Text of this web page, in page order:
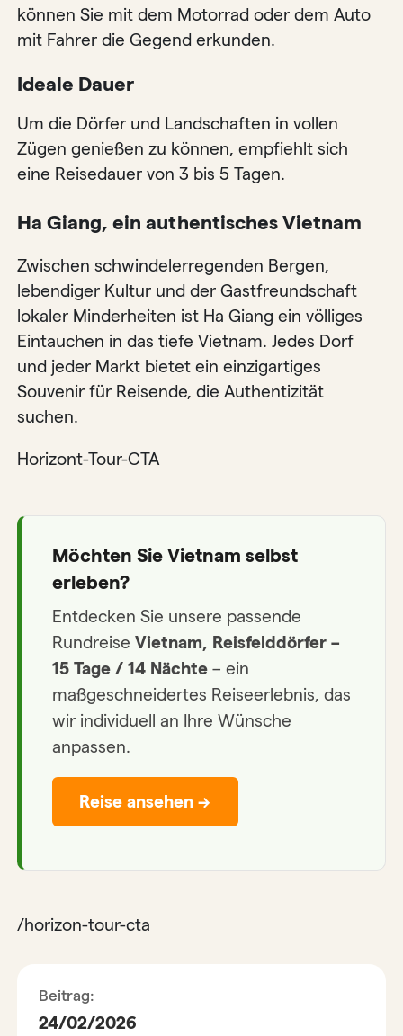
können Sie mit dem Motorrad oder dem Auto
mit Fahrer die Gegend erkunden.
Ideale Dauer
Um die Dörfer und Landschaften in vollen
Zügen genießen zu können, empfiehlt sich
eine Reisedauer von 3 bis 5 Tagen.
Ha Giang, ein authentisches Vietnam
Zwischen schwindelerregenden Bergen,
lebendiger Kultur und der Gastfreundschaft
lokaler Minderheiten ist Ha Giang ein völliges
Eintauchen in das tiefe Vietnam. Jedes Dorf
und jeder Markt bietet ein einzigartiges
Souvenir für Reisende, die Authentizität
suchen.
Horizont-Tour-CTA
Möchten Sie Vietnam selbst
erleben?
Entdecken Sie unsere passende
Rundreise Vietnam, Reisfelddörfer –
15 Tage / 14 Nächte– ein
maßgeschneidertes Reiseerlebnis, das
wir individuell an Ihre Wünsche
anpassen.
Reise ansehen →
/horizon-tour-cta
Beitrag:
24/02/2026